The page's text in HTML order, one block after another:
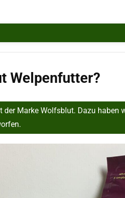
Welpenfutter?
Marke Wolfsblut. Dazu